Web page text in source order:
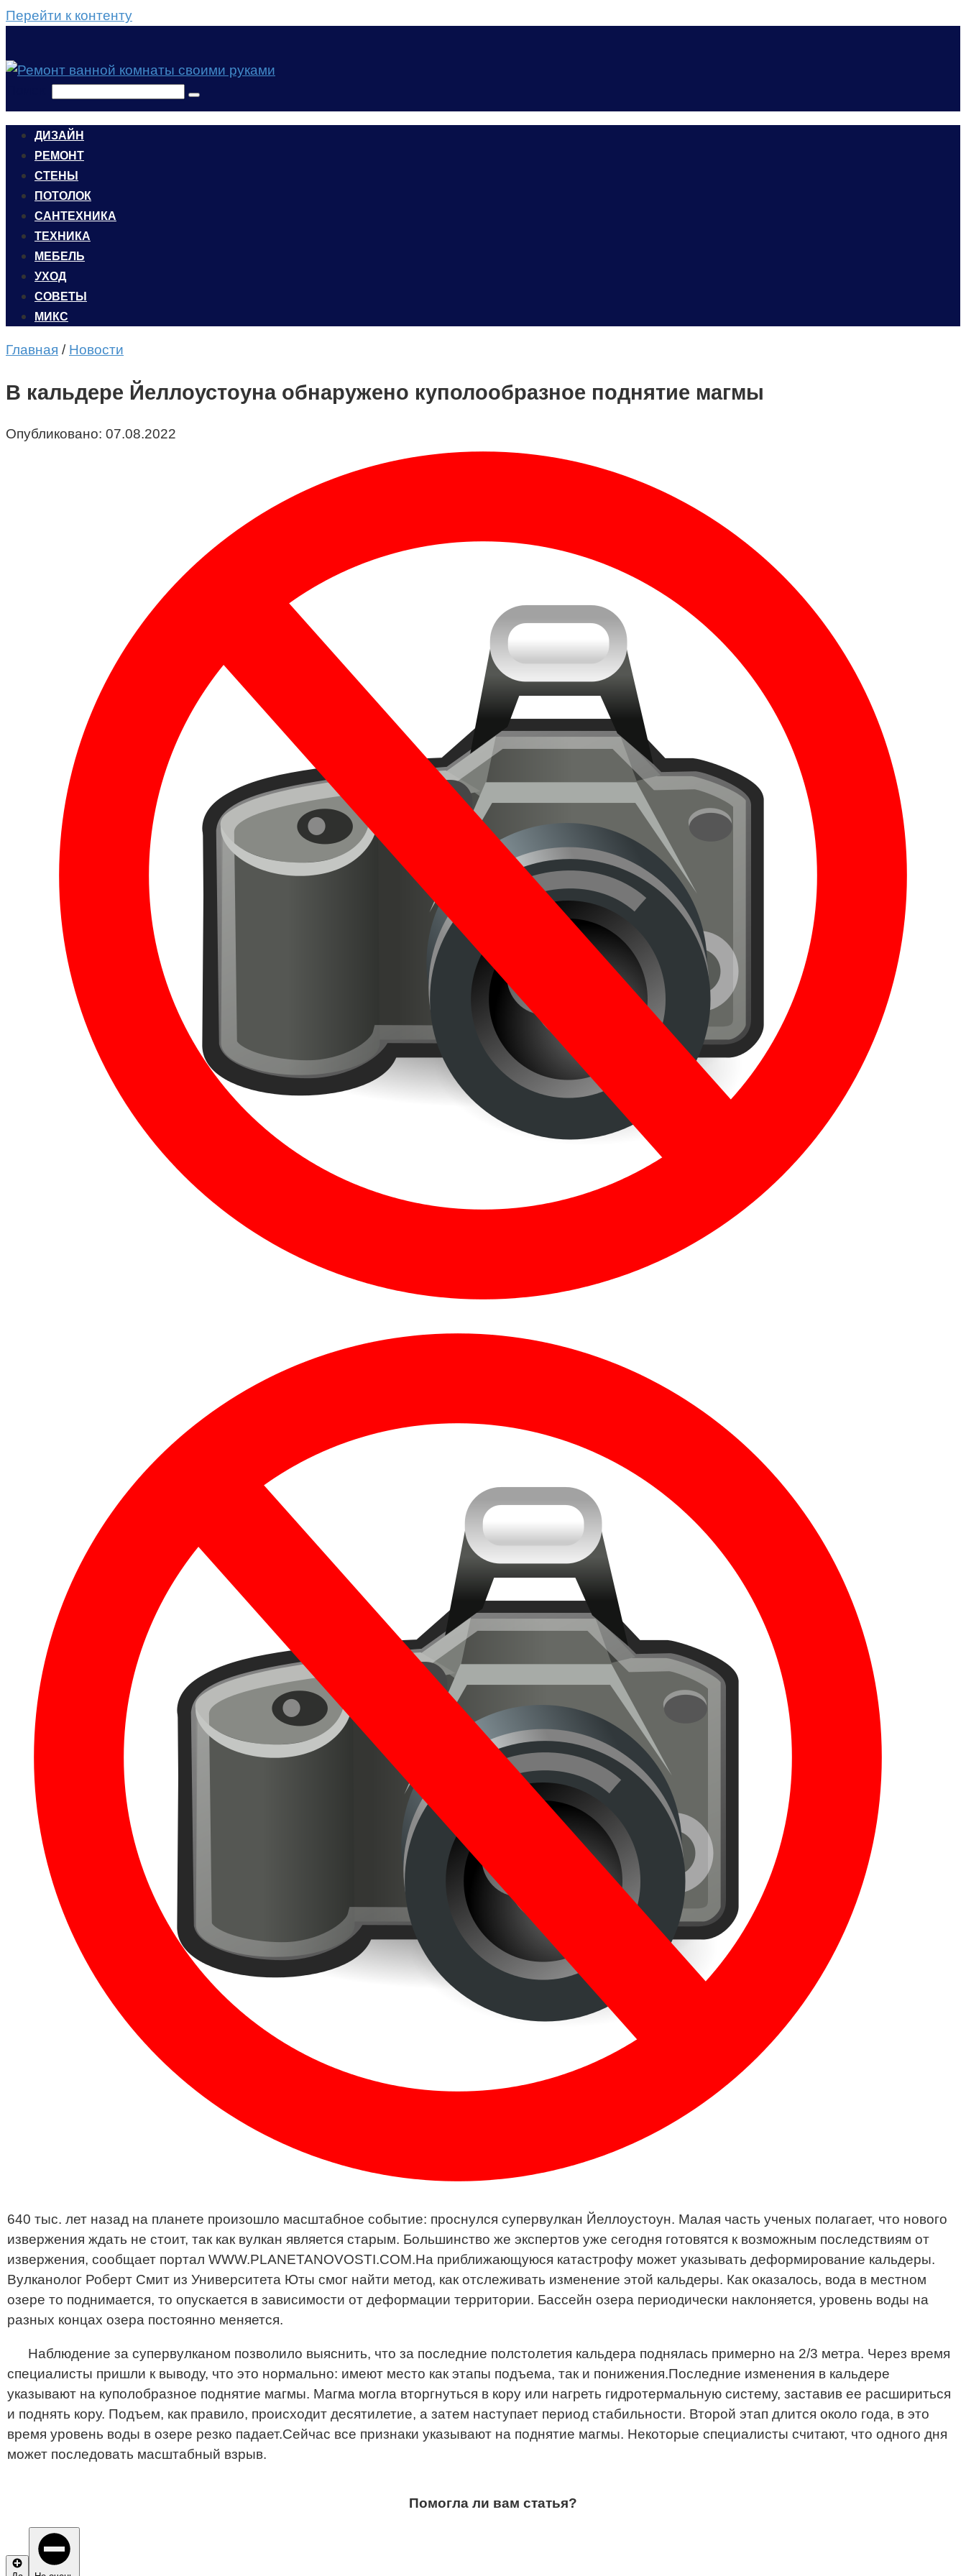
Перейти к контенту
ДИЗАЙН
РЕМОНТ
СТЕНЫ
ПОТОЛОК
САНТЕХНИКА
ТЕХНИКА
МЕБЕЛЬ
УХОД
CОВЕТЫ
МИКС
Главная / Новости
В кальдере Йеллоустоуна обнаружено куполообразное поднятие магмы
Опубликовано: 07.08.2022
640 тыс. лет назад на планете произошло масштабное событие: проснулся супервулкан Йеллоустоун. Малая часть ученых полагает, что нового
извержения ждать не стоит, так как вулкан является старым. Большинство же экспертов уже сегодня готовятся к возможным последствиям от
извержения, сообщает портал WWW.PLANETANOVOSTI.COM.На приближающуюся катастрофу может указывать деформирование кальдеры.
Вулканолог Роберт Смит из Университета Юты смог найти метод, как отслеживать изменение этой кальдеры. Как оказалось, вода в местном
озере то поднимается, то опускается в зависимости от деформации территории. Бассейн озера периодически наклоняется, уровень воды на
разных концах озера постоянно меняется.
Наблюдение за супервулканом позволило выяснить, что за последние полстолетия кальдера поднялась примерно на 2/3 метра. Через время
специалисты пришли к выводу, что это нормально: имеют место как этапы подъема, так и понижения.Последние изменения в кальдере
указывают на куполобразное поднятие магмы. Магма могла вторгнуться в кору или нагреть гидротермальную систему, заставив ее расшириться
и поднять кору. Подъем, как правило, происходит десятилетие, а затем наступает период стабильности. Второй этап длится около года, в это
время уровень воды в озере резко падает.Сейчас все признаки указывают на поднятие магмы. Некоторые специалисты считают, что одного дня
может последовать масштабный взрыв.
Помогла ли вам статья?